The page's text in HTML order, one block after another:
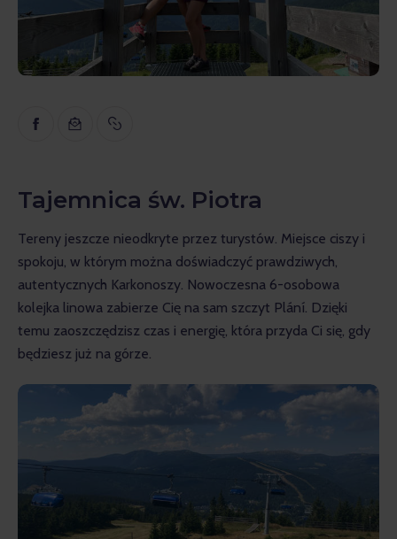
Edukacyjny
Recenzje
Tajemnica św. Piotra
Tereny jeszcze nieodkryte przez turystów. Miejsce ciszy i
spokoju, w którym można doświadczyć prawdziwych,
autentycznych Karkonoszy. Nowoczesna 6-osobowa
kolejka linowa zabierze Cię na sam szczyt Plání. Dzięki
temu zaoszczędzisz czas i energię, która przyda Ci się, gdy
będziesz już na górze.